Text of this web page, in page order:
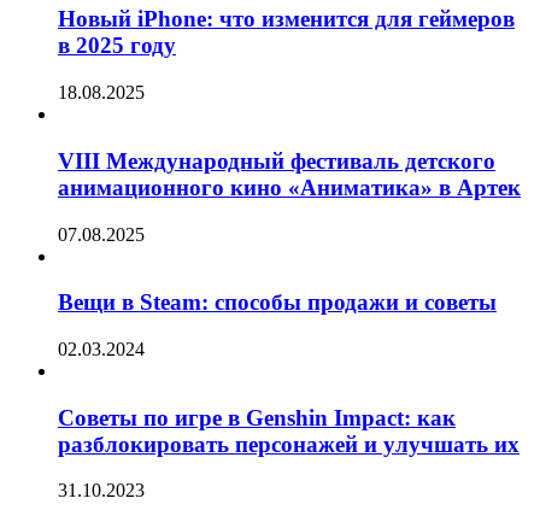
Новый iPhone: что изменится для геймеров
в 2025 году
18.08.2025
VIII Международный фестиваль детского
анимационного кино «Аниматика» в Артек
07.08.2025
Вещи в Steam: способы продажи и советы
02.03.2024
Советы по игре в Genshin Impact: как
разблокировать персонажей и улучшать их
31.10.2023